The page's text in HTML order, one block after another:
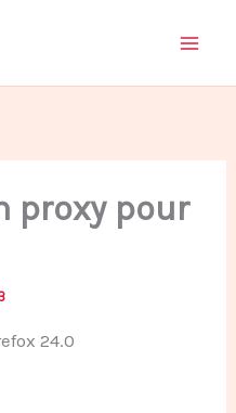
proxy pour
24.0